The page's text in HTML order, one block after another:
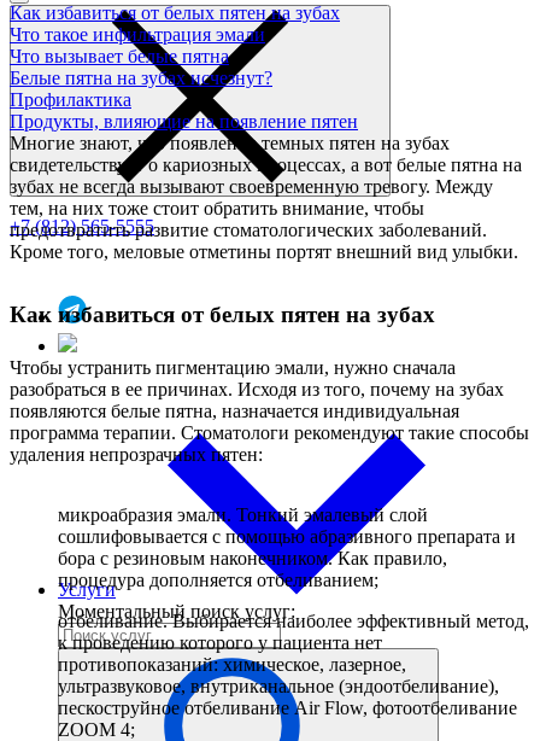
+7 (812) 565-5555
Услуги
Моментальный поиск услуг:
Как избавиться от белых пятен на зубах
Что такое инфильтрация эмали
Что вызывает белые пятна
Белые пятна на зубах исчезнут?
Профилактика
Продукты, влияющие на появление пятен
Многие знают, что появление темных пятен на зубах
свидетельствует о кариозных процессах, а вот белые пятна на
зубах не всегда вызывают своевременную тревогу. Между
тем, на них тоже стоит обратить внимание, чтобы
предотвратить развитие стоматологических заболеваний.
Кроме того, меловые отметины портят внешний вид улыбки.
Как избавиться от белых пятен на зубах
Чтобы устранить пигментацию эмали, нужно сначала
разобраться в ее причинах. Исходя из того, почему на зубах
появляются белые пятна, назначается индивидуальная
программа терапии. Стоматологи рекомендуют такие способы
удаления непрозрачных пятен:
микроабразия эмали. Тонкий эмалевый слой
сошлифовывается с помощью абразивного препарата и
бора с резиновым наконечником. Как правило,
процедура дополняется отбеливанием;
отбеливание. Выбирается наиболее эффективный метод,
к проведению которого у пациента нет
противопоказаний: химическое, лазерное,
ультразвуковое, внутриканальное (эндоотбеливание),
пескоструйное отбеливание Air Flow, фотоотбеливание
ZOOM 4;